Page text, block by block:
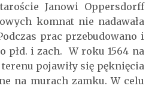
Janowi Oppersdorff
komnat nie nadawała
prac przebudowano i
płd. i zach. W roku 1564 na
pojawiły się pęknięcia
na murach zamku. W celu